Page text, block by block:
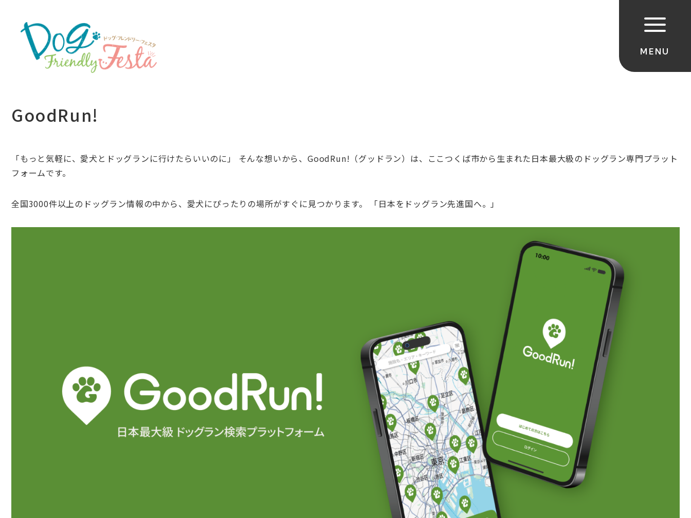
GoodRun!
「もっと気軽に、愛犬とドッグランに行けたらいいのに」 そんな想いから、GoodRun!（グッドラン）は、ここつくば市から生まれた日本最大級のドッグラン専門プラット
フォームです。
全国3000件以上のドッグラン情報の中から、愛犬にぴったりの場所がすぐに見つかります。 「日本をドッグラン先進国へ。」